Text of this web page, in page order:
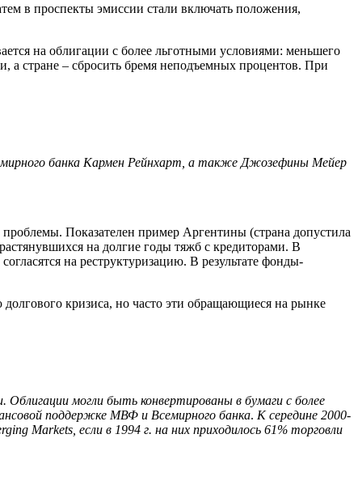
в проспекты эмиссии стали включать положения,
на облигации с более льготными условиями: меньшего
а стране – сбросить бремя неподъемных процентов. При
банка Кармен Рейнхарт, а также Джозефины Мейер
Показателен пример Аргентины (страна допустила
на долгие годы тяжб с кредиторами. В
на реструктуризацию. В результате фонды-
кризиса, но часто эти обращающиеся на рынке
Облигации могли быть конвертированы в бумаги с более
поддержке МВФ и Всемирного банка. К середине 2000-
Markets, если в 1994 г. на них приходилось 61% торговли